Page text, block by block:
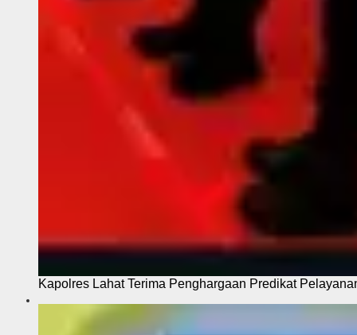
Kapolres Lahat Terima Penghargaan Predikat